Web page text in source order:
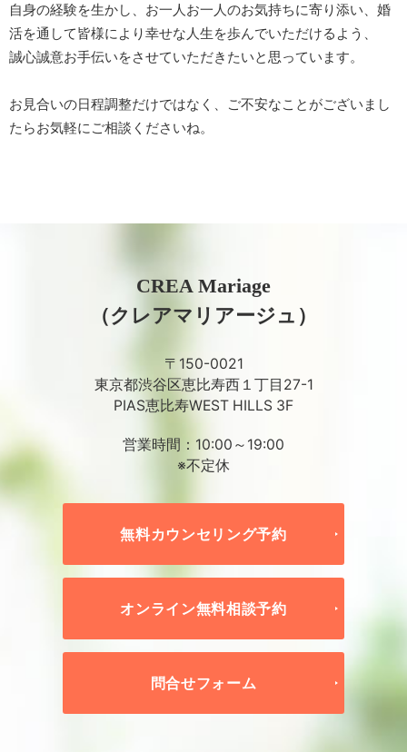
自身の経験を生かし、お一人お一人のお気持ちに寄り添い、婚
活を通して皆様により幸せな人生を歩んでいただけるよう、
誠心誠意お手伝いをさせていただきたいと思っています。
お見合いの日程調整だけではなく、ご不安なことがございまし
たらお気軽にご相談くださいね。
CREA Mariage
（クレアマリアージュ）
〒150-0021
東京都渋谷区恵比寿西１丁目27-1
PIAS恵比寿WEST HILLS 3F
営業時間：10:00～19:00
※不定休
無料カウンセリング予約
オンライン無料相談予約
問合せフォーム